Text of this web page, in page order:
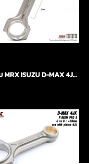
ก้านสูบ MRX ISUZU D-MAX 4JK 2,500cc แบบ X-BEAM +12mm